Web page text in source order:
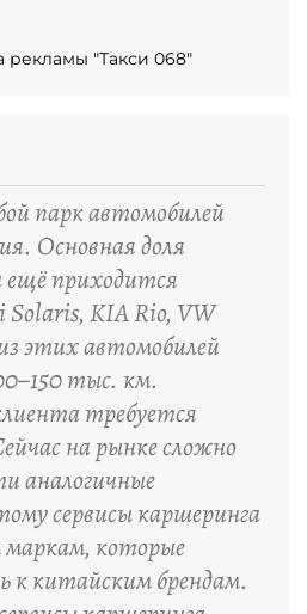
рекламы "Такси 068"
парк автомобилей
Основная доля
ещё приходится
Solaris, KIA Rio, VW
этих автомобилей
тыс. км.
требуется
на рынке сложно
аналогичные
сервисы каршеринга
которые
к китайским брендам.